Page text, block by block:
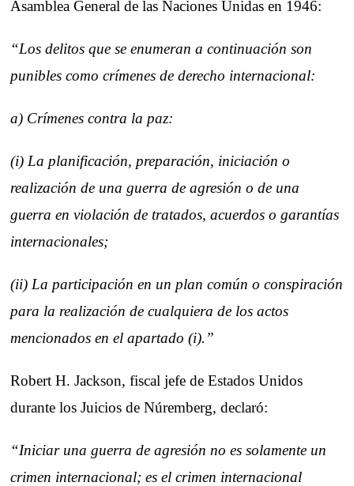
Asamblea General de las Naciones Unidas en 1946:
“Los delitos que se enumeran a continuación son
punibles como crímenes de derecho internacional:
a) Crímenes contra la paz:
(i) La planificación, preparación, iniciación o
realización de una guerra de agresión o de una
guerra en violación de tratados, acuerdos o garantías
internacionales;
(ii) La participación en un plan común o conspiración
para la realización de cualquiera de los actos
mencionados en el apartado (i).”
Robert H. Jackson, fiscal jefe de Estados Unidos
durante los Juicios de Núremberg, declaró:
“Iniciar una guerra de agresión no es solamente un
crimen internacional; es el crimen internacional